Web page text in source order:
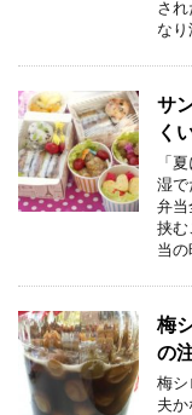
さ
なり
サ
く
「
湿で
弁当
挟む
当の
梅
の
梅シ
夫